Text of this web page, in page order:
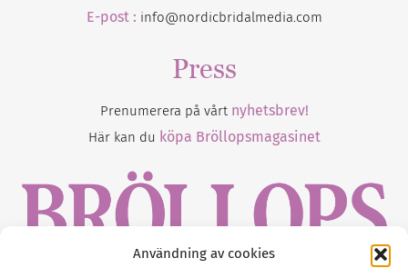
Användning av cookies
E-post : info@nordicbridalmedia.com
Press
Prenumerera på vårt nyhetsbrev!
Här kan du köpa Bröllopsmagasinet